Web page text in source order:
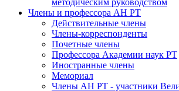
Члены и профессора АН РТ
Действительные члены
Члены-корреспонденты
Почетные члены
Профессора Академии наук РТ
Иностранные члены
Мемориал
Члены АН РТ - участники